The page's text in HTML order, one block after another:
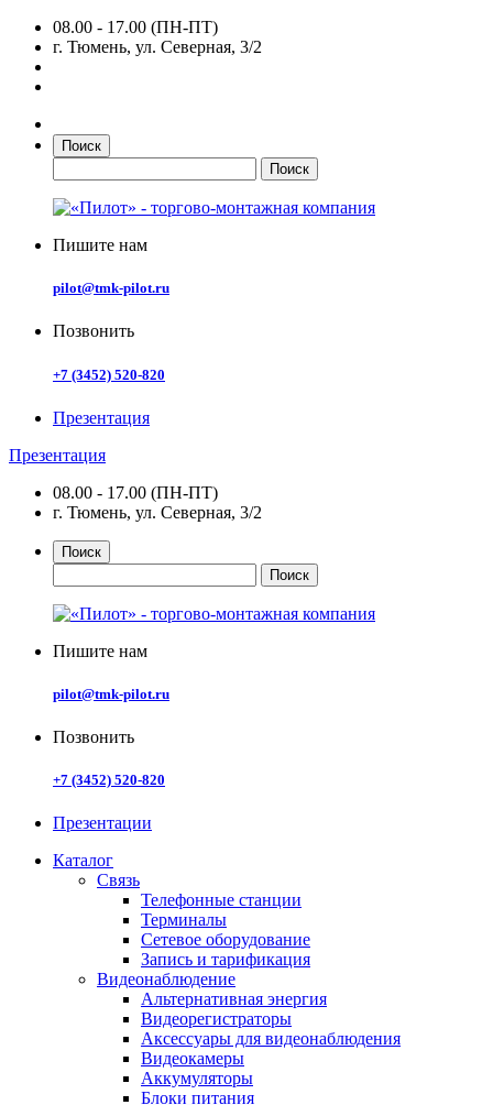
08.00 - 17.00 (ПН-ПТ)
г. Тюмень, ул. Северная, 3/2
Поиск
Пишите нам
pilot@tmk-pilot.ru
Позвонить
+7 (3452) 520-820
Презентация
Презентация
08.00 - 17.00 (ПН-ПТ)
г. Тюмень, ул. Северная, 3/2
Поиск
Пишите нам
pilot@tmk-pilot.ru
Позвонить
+7 (3452) 520-820
Презентации
Каталог
Связь
Телефонные станции
Терминалы
Сетевое оборудование
Запись и тарификация
Видеонаблюдение
Альтернативная энергия
Видеорегистраторы
Аксессуары для видеонаблюдения
Видеокамеры
Аккумуляторы
Блоки питания